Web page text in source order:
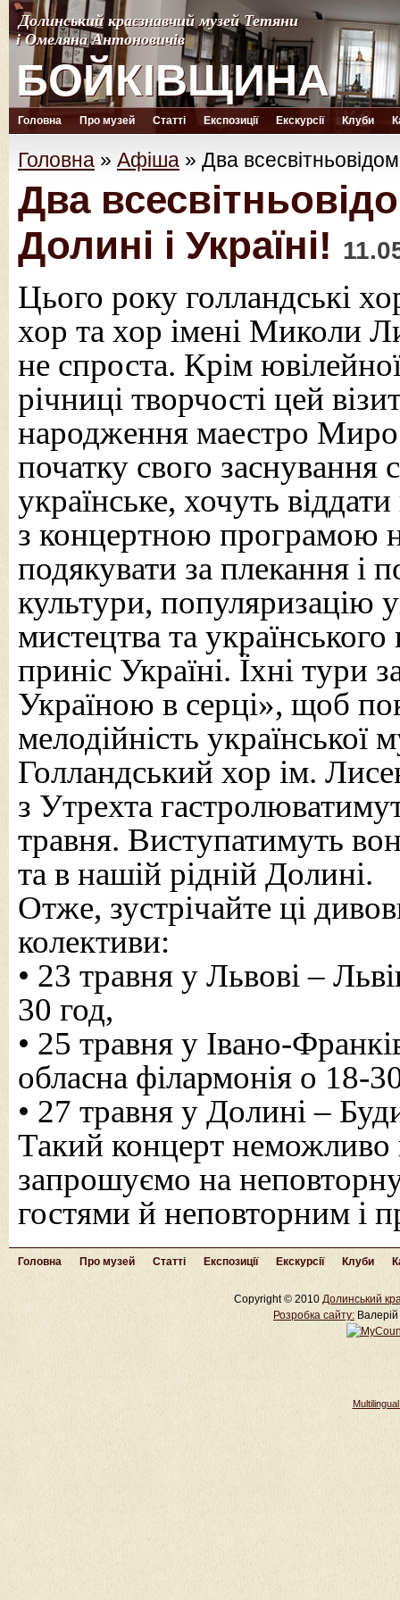
Долинський краєзнавчий музей Тетяни
і Омеляна Антоновичів
БОЙКІВЩИНА
Долинський краєзнавчий музей Тетяни
і Омеляна Антоновичів
БОЙКІВЩИНА
Головна Про музей Статті Експозиції Екскурсії Клуби
Головна » Афіша » Два
Два
Долині і Україні!
Цього року голландські
хор та хор імені Миколи
не спроста. Крім
річниці творчості цей
народження маестро
початку свого заснування
українське, хочуть
з концертною програмою
подякувати за плекання і
культури, популяризацію
мистецтва та
приніс Україні. Їхні тури
Україною в серці», щоб
мелодійність української
Голландський хор ім.
з Утрехта
травня. Виступатимуть
та в нашій рідній Долині.
Отже, зустрічайте ці
колективи:
• 23 травня у Львові –
30 год,
• 25 травня у Івано-
обласна філармонія о 18-
• 27 травня у Долині –
Такий концерт
запрошуємо на
гостями й неповторним і
Головна Про музей Статті Експозиції Екскурсії Клуби
Copyright © 2010 Долинський
Розробка cайту: